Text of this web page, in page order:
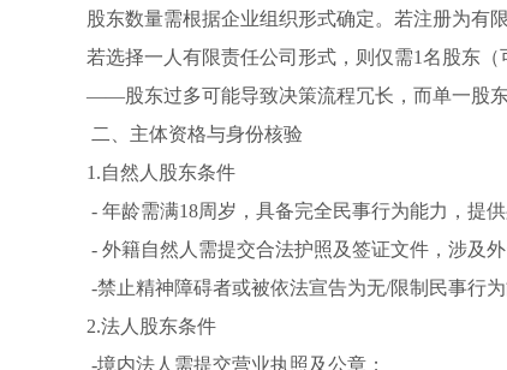
股东数量需根据企业组织形式确定。若注册为有
若选择一人有限责任公司形式，则仅需1名股东
——股东过多可能导致决策流程冗长，而单一股
二、主体资格与身份核验
1.自然人股东条件
- 年龄需满18周岁，具备完全民事行为能力，提
- 外籍自然人需提交合法护照及签证文件，涉及
-禁止精神障碍者或被依法宣告为无/限制民事行为
2.法人股东条件
-境内法人需提交营业执照及公章；